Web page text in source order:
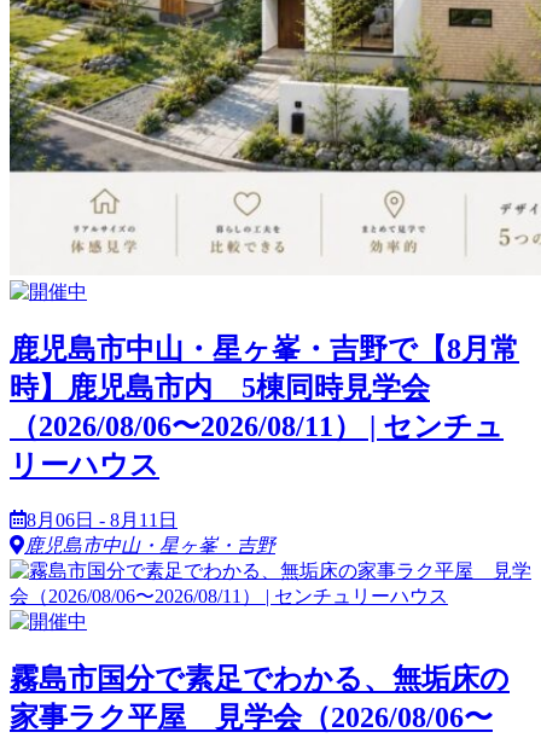
鹿児島市中山・星ヶ峯・吉野で【8月常
時】鹿児島市内 5棟同時見学会
（2026/08/06〜2026/08/11） | センチュ
リーハウス
8月06日 - 8月11日
鹿児島市中山・星ヶ峯・吉野
霧島市国分で素足でわかる、無垢床の
家事ラク平屋 見学会（2026/08/06〜